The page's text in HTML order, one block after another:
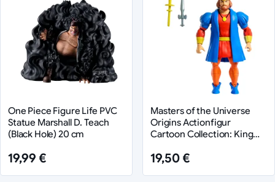
One Piece Figure Life PVC
Statue Marshall D. Teach
(Black Hole) 20 cm
19,99 €
Masters of the Universe
Origins Actionfigur
Cartoon Collection: King
19,50 €